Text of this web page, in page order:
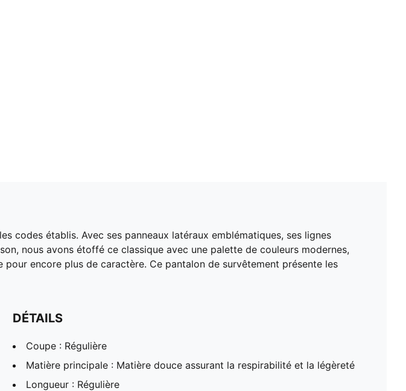
codes établis. Avec ses panneaux latéraux emblématiques, ses lignes
nous avons étoffé ce classique avec une palette de couleurs modernes,
encore plus de caractère. Ce pantalon de survêtement présente les
DÉTAILS
Coupe : Régulière
Matière principale : Matière douce assurant la respirabilité et la légèreté
Longueur : Régulière